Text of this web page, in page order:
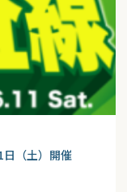
日（土）開催